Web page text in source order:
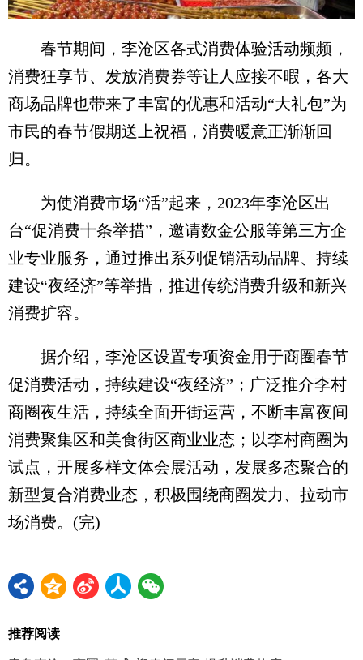
春节期间，李沧区各式消费体验活动频频，
消费狂享节、发放消费券等让人应接不暇，各大
商场品牌也带来了丰富的优惠和活动“大礼包”为
市民的春节假期送上祝福，消费暖意正渐渐回
归。
为使消费市场“活”起来，2023年李沧区出
台“促消费十条举措”，邀请数金公服等第三方企
业专业服务，通过推出系列促销活动品牌、持续
建设“夜经济”等举措，推进传统消费升级和新兴
消费扩容。
据介绍，李沧区设置专项资金用于商圈春节
促消费活动，持续建设“夜经济”；广泛推介李村
商圈夜生活，持续全面开街运营，不断丰富夜间
消费聚集区和美食街区商业业态；以李村商圈为
试点，开展多样文体会展活动，发展多态聚合的
新型复合消费业态，积极围绕商圈发力、拉动市
场消费。(完)
推荐阅读